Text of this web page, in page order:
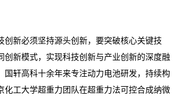
新必须坚持源头创新，要突破核心关键技
创新模式，实现科技创新与产业创新的深度融
国轩高科十余年来专注动力电池研发，持续构
化工大学超重力团队在超重力法可控合成纳微